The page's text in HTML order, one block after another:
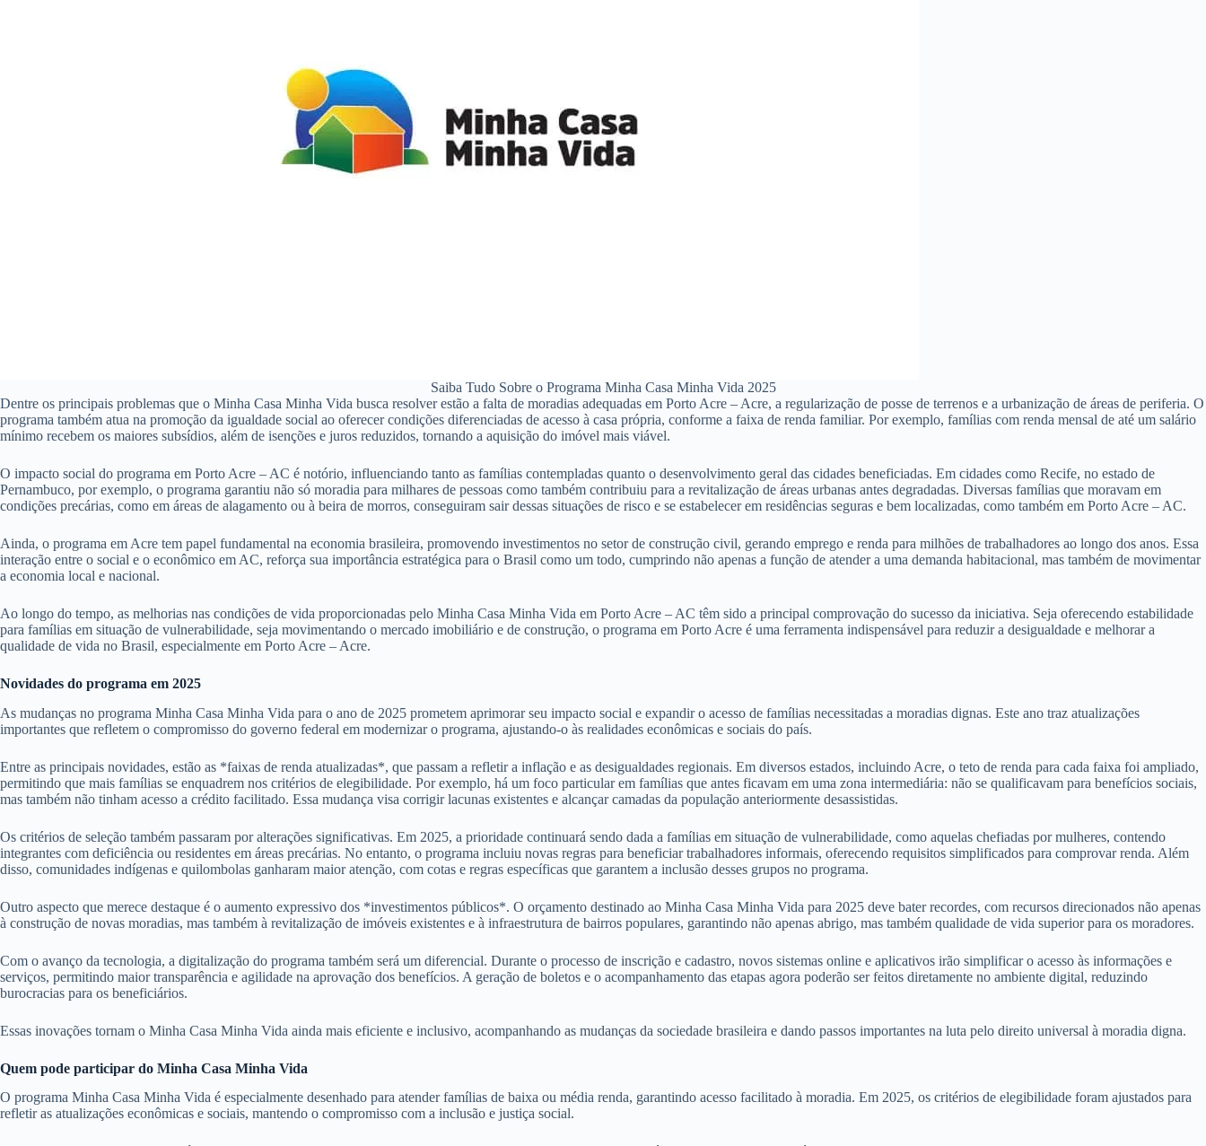
Saiba Tudo Sobre o Programa Minha Casa Minha Vida 2025
Dentre os principais problemas que o Minha Casa Minha Vida busca resolver estão a falta de moradias adequadas em Porto Acre – Acre, a regularização de posse de terrenos e a urbanização de áreas de periferia. O
programa também atua na promoção da igualdade social ao oferecer condições diferenciadas de acesso à casa própria, conforme a faixa de renda familiar. Por exemplo, famílias com renda mensal de até um salário
mínimo recebem os maiores subsídios, além de isenções e juros reduzidos, tornando a aquisição do imóvel mais viável.
O impacto social do programa em Porto Acre – AC é notório, influenciando tanto as famílias contempladas quanto o desenvolvimento geral das cidades beneficiadas. Em cidades como Recife, no estado de
Pernambuco, por exemplo, o programa garantiu não só moradia para milhares de pessoas como também contribuiu para a revitalização de áreas urbanas antes degradadas. Diversas famílias que moravam em
condições precárias, como em áreas de alagamento ou à beira de morros, conseguiram sair dessas situações de risco e se estabelecer em residências seguras e bem localizadas, como também em Porto Acre – AC.
Ainda, o programa em Acre tem papel fundamental na economia brasileira, promovendo investimentos no setor de construção civil, gerando emprego e renda para milhões de trabalhadores ao longo dos anos. Essa
interação entre o social e o econômico em AC, reforça sua importância estratégica para o Brasil como um todo, cumprindo não apenas a função de atender a uma demanda habitacional, mas também de movimentar
a economia local e nacional.
Ao longo do tempo, as melhorias nas condições de vida proporcionadas pelo Minha Casa Minha Vida em Porto Acre – AC têm sido a principal comprovação do sucesso da iniciativa. Seja oferecendo estabilidade
para famílias em situação de vulnerabilidade, seja movimentando o mercado imobiliário e de construção, o programa em Porto Acre é uma ferramenta indispensável para reduzir a desigualdade e melhorar a
qualidade de vida no Brasil, especialmente em Porto Acre – Acre.
Novidades do programa em 2025
As mudanças no programa Minha Casa Minha Vida para o ano de 2025 prometem aprimorar seu impacto social e expandir o acesso de famílias necessitadas a moradias dignas. Este ano traz atualizações
importantes que refletem o compromisso do governo federal em modernizar o programa, ajustando-o às realidades econômicas e sociais do país.
Entre as principais novidades, estão as *faixas de renda atualizadas*, que passam a refletir a inflação e as desigualdades regionais. Em diversos estados, incluindo Acre, o teto de renda para cada faixa foi ampliado,
permitindo que mais famílias se enquadrem nos critérios de elegibilidade. Por exemplo, há um foco particular em famílias que antes ficavam em uma zona intermediária: não se qualificavam para benefícios sociais,
mas também não tinham acesso a crédito facilitado. Essa mudança visa corrigir lacunas existentes e alcançar camadas da população anteriormente desassistidas.
Os critérios de seleção também passaram por alterações significativas. Em 2025, a prioridade continuará sendo dada a famílias em situação de vulnerabilidade, como aquelas chefiadas por mulheres, contendo
integrantes com deficiência ou residentes em áreas precárias. No entanto, o programa incluiu novas regras para beneficiar trabalhadores informais, oferecendo requisitos simplificados para comprovar renda. Além
disso, comunidades indígenas e quilombolas ganharam maior atenção, com cotas e regras específicas que garantem a inclusão desses grupos no programa.
Outro aspecto que merece destaque é o aumento expressivo dos *investimentos públicos*. O orçamento destinado ao Minha Casa Minha Vida para 2025 deve bater recordes, com recursos direcionados não apenas
à construção de novas moradias, mas também à revitalização de imóveis existentes e à infraestrutura de bairros populares, garantindo não apenas abrigo, mas também qualidade de vida superior para os moradores.
Com o avanço da tecnologia, a digitalização do programa também será um diferencial. Durante o processo de inscrição e cadastro, novos sistemas online e aplicativos irão simplificar o acesso às informações e
serviços, permitindo maior transparência e agilidade na aprovação dos benefícios. A geração de boletos e o acompanhamento das etapas agora poderão ser feitos diretamente no ambiente digital, reduzindo
burocracias para os beneficiários.
Essas inovações tornam o Minha Casa Minha Vida ainda mais eficiente e inclusivo, acompanhando as mudanças da sociedade brasileira e dando passos importantes na luta pelo direito universal à moradia digna.
Quem pode participar do Minha Casa Minha Vida
O programa Minha Casa Minha Vida é especialmente desenhado para atender famílias de baixa ou média renda, garantindo acesso facilitado à moradia. Em 2025, os critérios de elegibilidade foram ajustados para
refletir as atualizações econômicas e sociais, mantendo o compromisso com a inclusão e justiça social.